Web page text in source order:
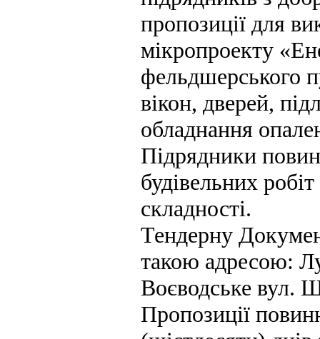
пропозиції для
мікропроекту
фельдшерського
вікон, дверей,
обладнання
Підрядники
будівельних
складності.
Тендерну
такою адресою:
Воєводське вул.
Пропозиції